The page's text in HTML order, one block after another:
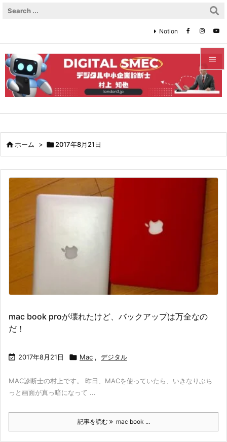


メニュ


次へ

Notion
ホーム > 2017年8月21日
mac book proが壊れたけど、バックアップは万全なの
だ！
 2017年8月21日  Mac , デジタル
MAC診断士の村上です。 昨日、MACを使っていたら、いきなりぶち
っと画面が真っ暗になって ...
記事を読む mac book ...